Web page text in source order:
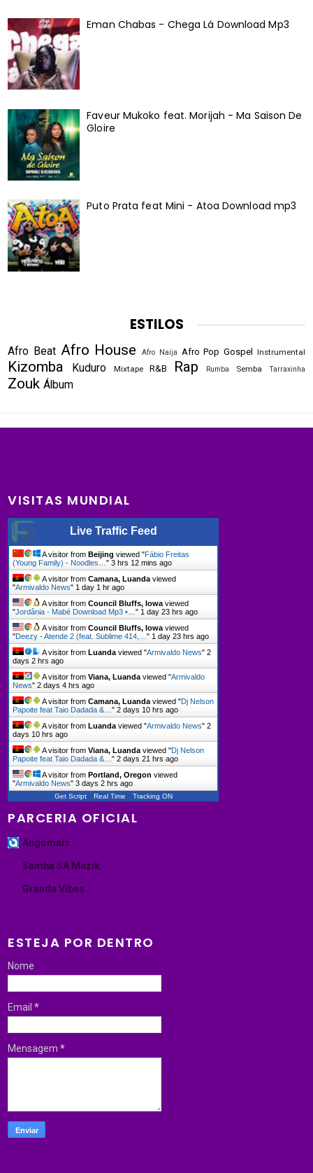
Eman Chabas - Chega Lá Download Mp3
Faveur Mukoko feat. Morijah - Ma Saison De
Gloire
Puto Prata feat Mini - Atoa Download mp3
ESTILOS
Afro Beat Afro House Afro Naija Afro Pop Gospel Instrumental
Kizomba Kuduro Mixtape R&B Rap Rumba Semba Tarraxinha
Zouk Álbum
VISITAS MUNDIAL
Live Traffic Feed
A visitor fromBeijing viewed "Fábio Freitas
(Young Family) - Noodles…"3 hrs 12 mins ago
A visitor fromCamana, Luanda viewed
"Armivaldo News" 1 day 1 hr ago
A visitor fromCouncil Bluffs, Iowa viewed
"Jordânia - Mabé Download Mp3 •…" 1 day 23 hrs ago
A visitor fromCouncil Bluffs, Iowa viewed
"Deezy - Atende 2 (feat. Sublime 414,…" 1 day 23 hrs ago
A visitor fromLuanda viewed "Armivaldo News"2
days 2 hrs ago
A visitor fromViana, Luanda viewed "Armivaldo
News"2 days 4 hrs ago
A visitor fromCamana, Luanda viewed "Dj Nelson
Papoite feat Taio Dadada &…"2 days 10 hrs ago
A visitor fromLuanda viewed "Armivaldo News"2
days 10 hrs ago
A visitor fromViana, Luanda viewed "Dj Nelson
Papoite feat Taio Dadada &…"2 days 21 hrs ago
A visitor fromPortland, Oregon viewed
"Armivaldo News"3 days 2 hrs ago
Get Script Real Time Tracking ON
PARCERIA OFICIAL
Angomais
Samba SA Muzik
Granda Vibes
ESTEJA POR DENTRO
Nome
Email*
Mensagem*